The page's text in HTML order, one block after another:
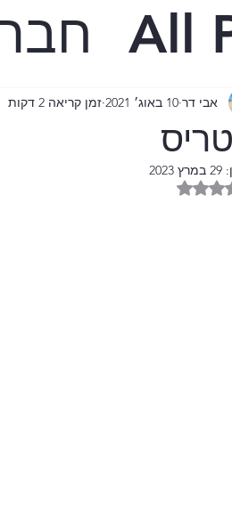
All
היפשר
השלישי
אבי דר 10 באוג׳ 2021 זמן קריאה 2 דקות
29 במרץ 2023
דירוג של NaN מתוך 5 כוכבים